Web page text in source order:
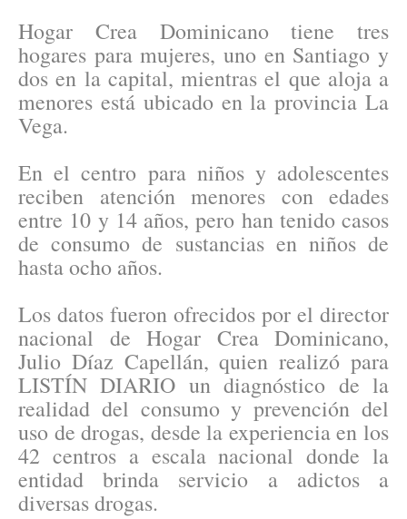
Hogar Crea Dominicano tiene tres
hogares para mujeres, uno en Santiago y
dos en la capital, mientras el que aloja a
menores está ubicado en la provincia La
Vega.
En el centro para niños y adolescentes
reciben atención menores con edades
entre 10 y 14 años, pero han tenido casos
de consumo de sustancias en niños de
hasta ocho años.
Los datos fueron ofrecidos por el director
nacional de Hogar Crea Dominicano,
Julio Díaz Capellán, quien realizó para
LISTÍN DIARIO un diagnóstico de la
realidad del consumo y prevención del
uso de drogas, desde la experiencia en los
42 centros a escala nacional donde la
entidad brinda servicio a adictos a
diversas drogas.